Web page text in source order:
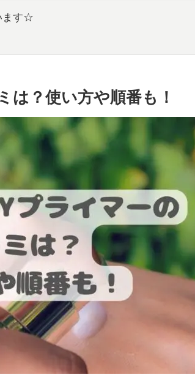
ます☆
は？使い方や順番も！